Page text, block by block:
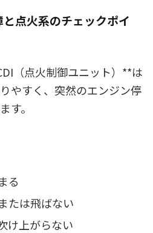
点火系のチェックポイ
（点火制御ユニット）**は
やすく、突然のエンジン停
す。
る
たは飛ばない
け上がらない